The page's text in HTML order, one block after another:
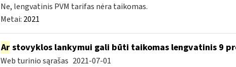
Ne, lengvatinis PVM tarifas nėra taikomas.
Metai: 2021
Arstovyklos lankymui gali būti taikomas lengvatinis 9
Web turinio sąrašas 2021-07-01